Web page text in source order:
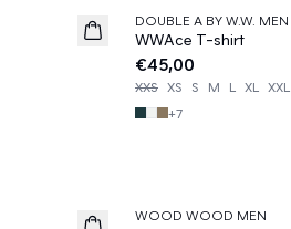
News
DOUBLE A BY W.W. MEN
WWAce T-shirt
€45,00
XXS XS S M L XL
XXL
+7
News
WOOD WOOD MEN